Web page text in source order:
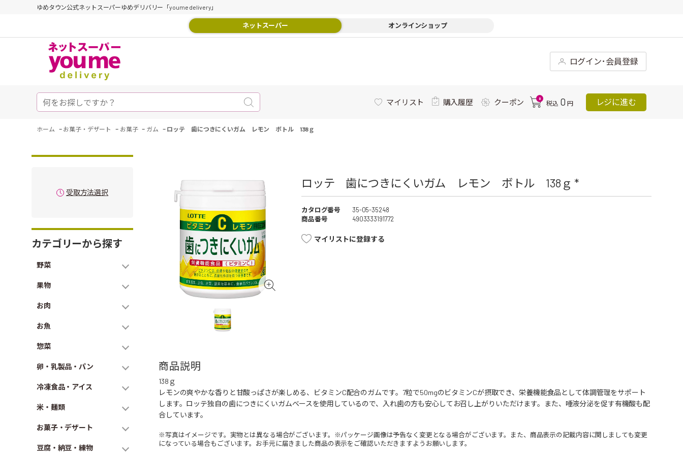
ゆめタウン公式ネットスーパーゆめデリバリー「youme delivery」
ネットスーパー オンラインショップ
ログイン･会員登録
マイリスト 購入履歴 クーポン 0
税込 0 円 レジに進む
ホーム - お菓子・デザート - お菓子 - ガム - ロッテ 歯につきにくいガム レモン ボトル 138ｇ
受取方法選択
カテゴリーから探す
野菜
果物
お肉
お魚
惣菜
卵・乳製品・パン
冷凍食品・アイス
米・麺類
お菓子・デザート
豆腐・納豆・練物
ロッテ 歯につきにくいガム レモン ボトル 138ｇ *
カタログ番号
35-05-35248
商品番号
4903333191772
マイリストに登録する
商品説明
138ｇ
レモンの爽やかな香りと甘酸っぱさが楽しめる、ビタミンC配合のガムです。7粒で50mgのビタミンCが摂取でき、栄養機能食品として体調管理をサポート
します。ロッテ独自の歯につきにくいガムベースを使用しているので、入れ歯の方も安心してお召し上がりいただけます。また、唾液分泌を促す有機酸も配
合しています。
※写真はイメージです。実物とは異なる場合がございます。※パッケージ画像は予告なく変更となる場合がございます。また、商品表示の記載内容に関しましても変更
になっている場合もございます。お手元に届きました商品の表示をご確認いただきますようお願いします。